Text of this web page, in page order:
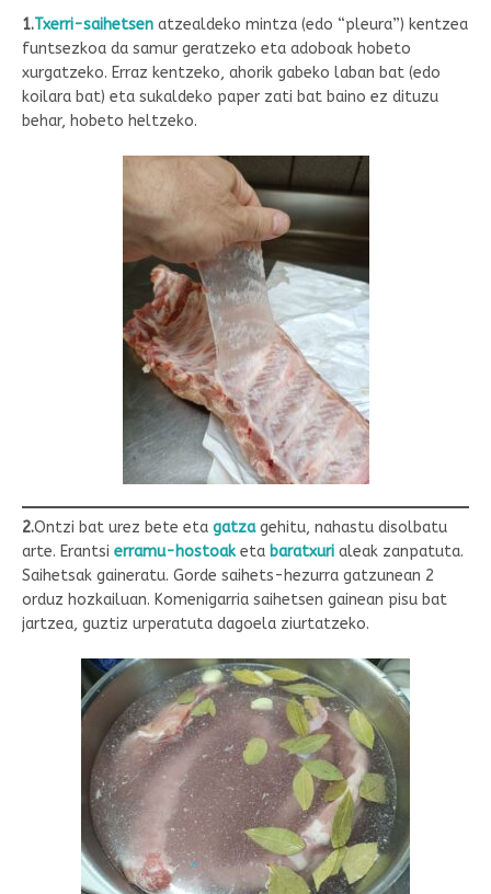
1.Txerri-saihetsen atzealdeko mintza (edo “pleura”) kentzea
funtsezkoa da samur geratzeko eta adoboak hobeto
xurgatzeko. Erraz kentzeko, ahorik gabeko laban bat (edo
koilara bat) eta sukaldeko paper zati bat baino ez dituzu
behar, hobeto heltzeko.
2.Ontzi bat urez bete eta gatzagehitu, nahastu disolbatu
arte. Erantsi erramu-hostoak eta baratxuri aleak zanpatuta.
Saihetsak gaineratu. Gorde saihets-hezurra gatzunean 2
orduz hozkailuan. Komenigarria saihetsen gainean pisu bat
jartzea, guztiz urperatuta dagoela ziurtatzeko.